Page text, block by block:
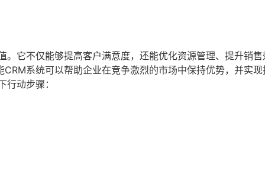
它不仅能够提高客户满意度，还能优化资源管理、提升销
系统可以帮助企业在竞争激烈的市场中保持优势，并实
动步骤：